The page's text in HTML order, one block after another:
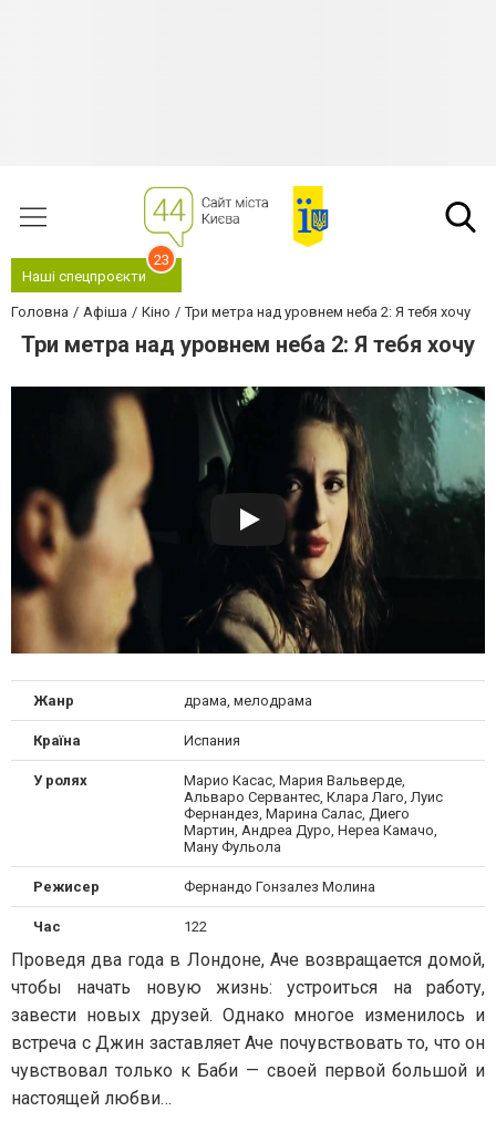
Наші спецпроєкти
23
Головна Афіша Кіно Три метра над уровнем неба 2: Я тебя хочу
Три метра над уровнем неба 2: Я тебя хочу
Жанр драма, мелодрама
Країна Испания
У ролях
Марио Касас, Мария Вальверде,
Альваро Сервантес, Клара Лаго, Луис
Фернандез, Марина Салас, Диего
Мартин, Андреа Дуро, Нереа Камачо,
Ману Фульола
Режисер Фернандо Гонзалез Молина
Час 122
Проведя два года в Лондоне, Аче возвращается домой,
чтобы начать новую жизнь: устроиться на работу,
завести новых друзей. Однако многое изменилось и
встреча с Джин заставляет Аче почувствовать то, что он
чувствовал только к Баби — своей первой большой и
настоящей любви…